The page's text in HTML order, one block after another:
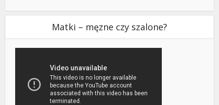
Matki – męzne czy szalone?